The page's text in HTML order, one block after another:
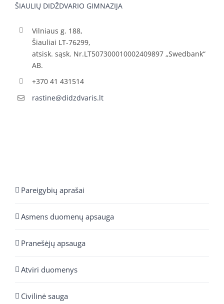
ŠIAULIŲ DIDŽDVARIO GIMNAZIJA
Vilniaus g. 188,
Šiauliai LT-76299,
atsisk. sąsk. Nr.LT507300010002409897 „Swedbank“
AB.
+370 41 431514
rastine@didzdvaris.lt
Pareigybių aprašai
Asmens duomenų apsauga
Pranešėjų apsauga
Atviri duomenys
Civilinė sauga